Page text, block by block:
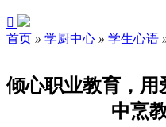

首页 » 学厨中心 » 学生心语
倾心职业教育，
中烹